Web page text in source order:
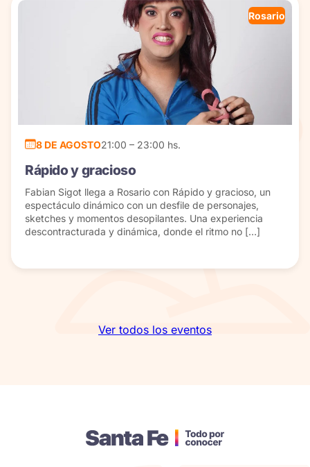
Ver todos los eventos
Rosario
8 DE AGOSTO21:00 – 23:00 hs.
Rápido y gracioso
Fabian Sigot llega a Rosario con Rápido y gracioso, un
espectáculo dinámico con un desfile de personajes,
sketches y momentos desopilantes. Una experiencia
descontracturada y dinámica, donde el ritmo no […]